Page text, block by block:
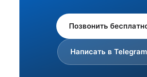
Позвонить
Написать в Telegram